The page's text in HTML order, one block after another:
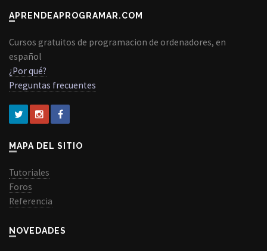
APRENDEAPROGRAMAR.COM
Cursos gratuitos de programacion de ordenadores, en
español
¿Por qué?
Preguntas frecuentes
MAPA DEL SITIO
Tutoriales
Foros
Referencia
NOVEDADES